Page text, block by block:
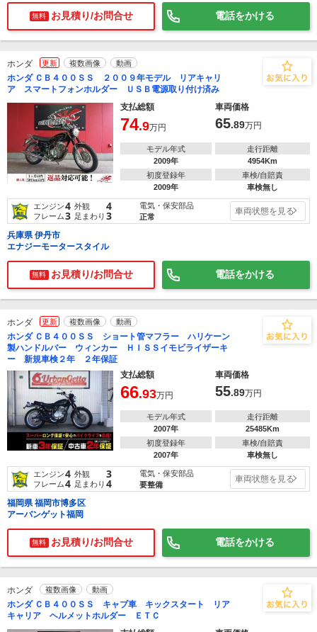
無料 お見積り/お問合せ 電話をかける
ホンダ 更新 複数画像 動画
ホンダ ＣＢ４００ＳＳ ２００９年モデル リアキャリ
ア スマートフォンホルダー ＵＳＢ電源取り付け済み
支払総額
車両価格
74.9万円 65.89万円
モデル年式
2009年
走行距離
4954Km
初度登録年
2009年
車検/自賠責
車検無し
エンジン4 外観 4
フレーム3 足まわり 3
電気・保安部品
正常
車両状態を見る
兵庫県 伊丹市
エナジーモータースタイル
無料 お見積り/お問合せ 電話をかける
ホンダ 更新 複数画像 動画
ホンダ ＣＢ４００ＳＳ ショート管マフラー ハリケーン
製ハンドルバー ウィンカー ＨＩＳＳイモビライザーキ
ー 新規車検２年 ２年保証
支払総額
車両価格
66.93万円 55.89万円
モデル年式
2007年
走行距離
25485Km
初度登録年
2007年
車検/自賠責
車検無し
エンジン4 外観 3
フレーム4 足まわり 4
電気・保安部品
要整備
車両状態を見る
福岡県 福岡市博多区
アーバンゲット福岡
無料 お見積り/お問合せ 電話をかける
ホンダ 複数画像 動画
ホンダ ＣＢ４００ＳＳ キャブ車 キックスタート リア
キャリア ヘルメットホルダー ＥＴＣ